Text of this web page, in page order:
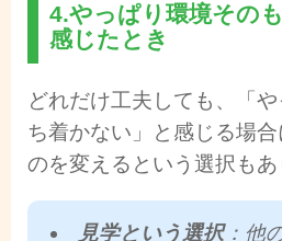
4.やっぱり環境その
感じたとき
どれだけ工夫しても、「
ち着かない」と感じる場
のを変えるという選択もあ
見学という選択：他